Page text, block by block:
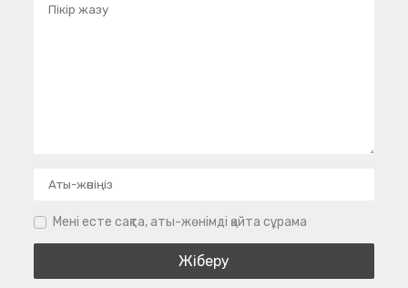
Мені есте сақта, аты-жөнімді қайта сұрама